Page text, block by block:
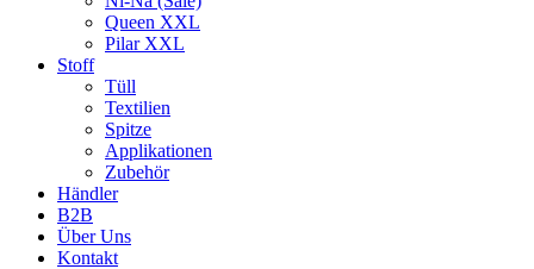
Queen XXL
Pilar XXL
Stoff
Tüll
Textilien
Spitze
Applikationen
Zubehör
Händler
B2B
Über Uns
Kontakt